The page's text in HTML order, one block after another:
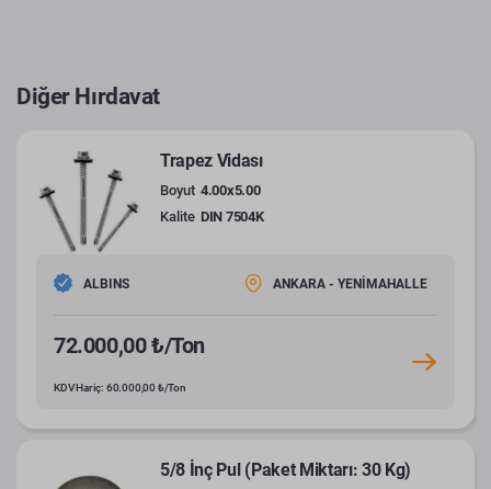
Diğer Hırdavat
Trapez Vidası
Boyut 4.00x5.00
Kalite DIN 7504K
ALBINS ANKARA - YENİMAHALLE
72.000,00 ₺/Ton
KDV Hariç: 60.000,00 ₺/Ton
5/8 İnç Pul (Paket Miktarı: 30 Kg)